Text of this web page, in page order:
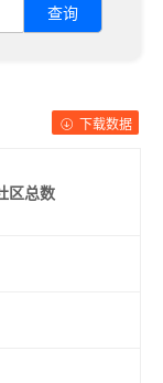
查询
下载数据
区总数